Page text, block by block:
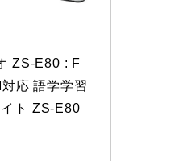
ZS-E80 : F
応 語学学習
ト ZS-E80